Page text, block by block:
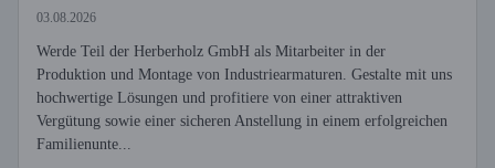
03.08.2026
Werde Teil der Herberholz GmbH als Mitarbeiter in der
Produktion und Montage von Industriearmaturen. Gestalte mit uns
hochwertige Lösungen und profitiere von einer attraktiven
Vergütung sowie einer sicheren Anstellung in einem erfolgreichen
Familienunte...